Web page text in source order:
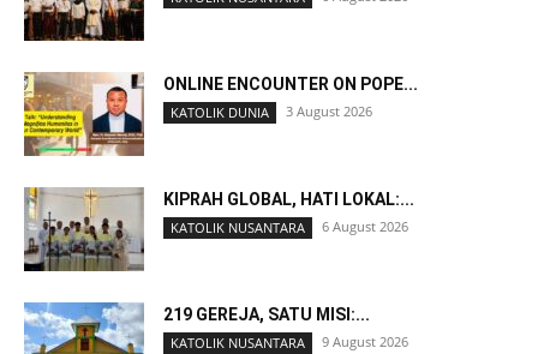
ONLINE ENCOUNTER ON POPE...
KATOLIK DUNIA 3 August 2026
KIPRAH GLOBAL, HATI LOKAL:...
KATOLIK NUSANTARA 6 August 2026
219 GEREJA, SATU MISI:...
KATOLIK NUSANTARA 9 August 2026